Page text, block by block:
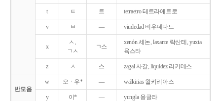
t ㅌ 트 tetraetro 테트라에트로
v ㅂ ― viudedad 비우데다드
x
ㅅ,
ㄱㅅ
ㄱ스
xenón 세논, laxante 락산테, yuxta
육스타
z ㅅ 스 zagal 사갈, liquidez 리키데스
반모음
w 오ㆍ우* ― walkirias 왈키리아스
y 이* ― yungla 융글라